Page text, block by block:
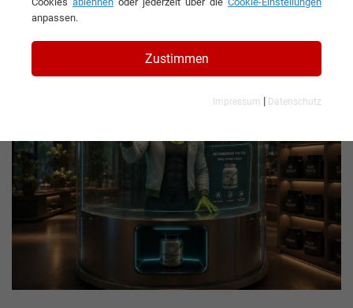
Umgebungen
anpassen.
Zustimmen
Impressum | Datenschutz